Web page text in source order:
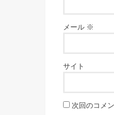
メール ※
サイト
次回のコメ